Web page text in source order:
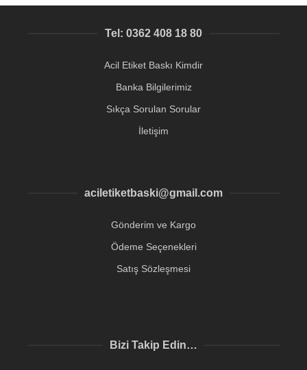
Tel: 0362 408 18 80
Acil Etiket Baskı Kimdir
Banka Bilgilerimiz
Sıkça Sorulan Sorular
İletişim
aciletiketbaski@gmail.com
Gönderim ve Kargo
Ödeme Seçenekleri
Satış Sözleşmesi
Bizi Takip Edin…